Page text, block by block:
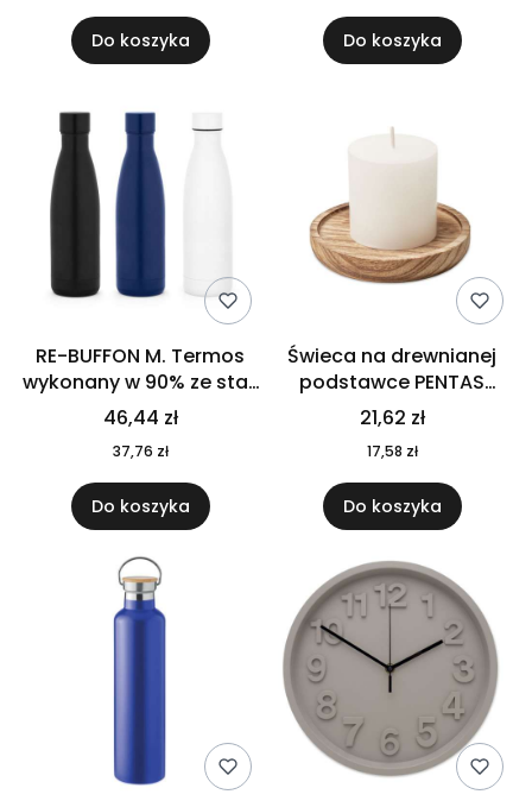
Do koszyka Do koszyka
RE-BUFFON M. Termos
wykonany w 90% ze stali
nierdzewnej
pochodzącej z
recyklingu 520 ml 94294
46,44 zł
37,76 zł
Do koszyka
Świeca na drewnianej
podstawce PENTAS
MO6282-40
21,62 zł
17,58 zł
Do koszyka